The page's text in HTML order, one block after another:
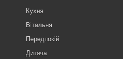
Кухня
Вітальня
Передпокій
Дитяча